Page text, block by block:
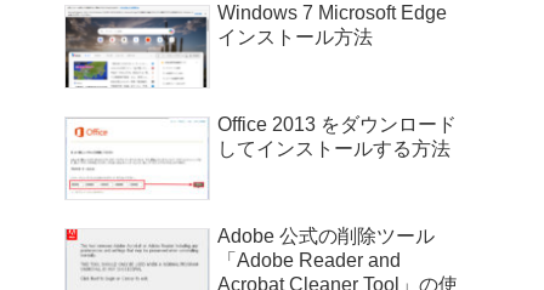
Windows 7 Microsoft Edge
インストール方法
Office 2013 をダウンロード
してインストールする方法
Adobe 公式の削除ツール
「Adobe Reader and
Acrobat Cleaner Tool」の使